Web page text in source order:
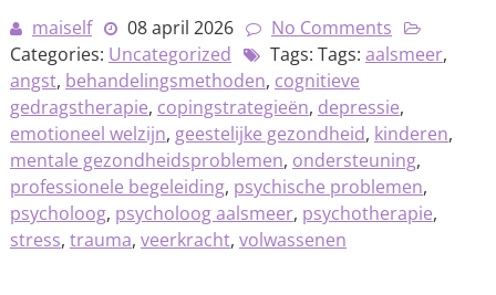
maiself
08 april 2026
No Comments
Categories: Uncategorized Tags: Tags: aalsmeer,
angst, behandelingsmethoden, cognitieve
gedragstherapie, copingstrategieën, depressie,
emotioneel welzijn, geestelijke gezondheid, kinderen,
mentale gezondheidsproblemen, ondersteuning,
professionele begeleiding, psychische problemen,
psycholoog, psycholoog aalsmeer, psychotherapie,
stress, trauma, veerkracht, volwassenen